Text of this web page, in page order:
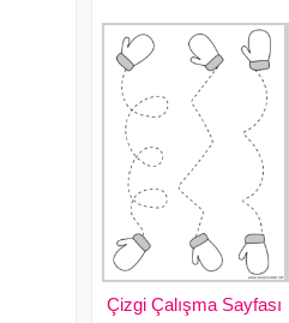
Çizgi Çalışma Sayfası